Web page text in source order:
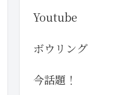
Youtube
ボウリング
今話題！